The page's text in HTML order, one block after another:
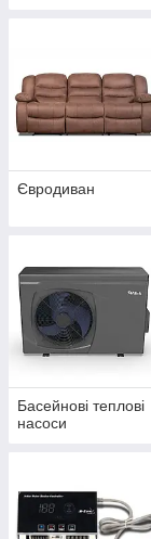
Євродиван
Басейнові теплові
насоси